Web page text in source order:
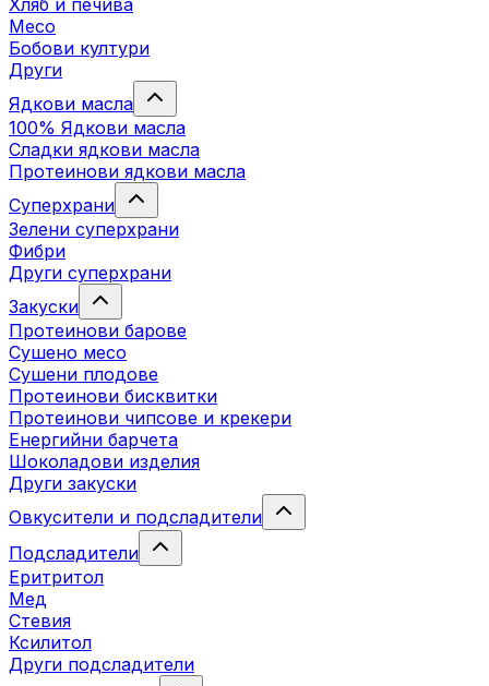
Хляб и печива
Месо
Бобови култури
Други
Ядкови масла
100% Ядкови масла
Сладки ядкови масла
Протеинови ядкови масла
Суперхрани
Зелени суперхрани
Фибри
Други суперхрани
3акуски
Протеинови бaрове
Сушено месо
Сушени плодове
Протеинови бисквитки
Протеинови чипсове и крекери
Енергийни барчета
Шоколадови изделия
Други закуски
Овкусители и подсладители
Подсладители
Еритритол
Мед
Стевия
Ксилитол
Други подсладители